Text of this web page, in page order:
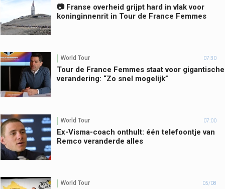
📷 Franse overheid grijpt hard in vlak voor
koninginnenrit in Tour de France Femmes
World Tour 07:30
Tour de France Femmes staat voor gigantische
verandering: “Zo snel mogelijk”
World Tour 07:00
Ex-Visma-coach onthult: één telefoontje van
Remco veranderde alles
World Tour 05/08